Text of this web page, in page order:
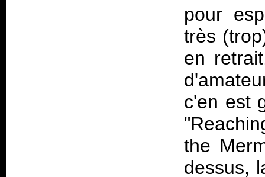
pour
très
en
c'en est
the
dessus,